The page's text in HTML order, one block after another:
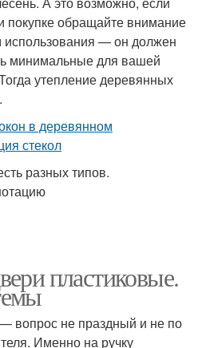
покупке обращайте внимание
— он должен
минимальные для вашей
утепление деревянных
разных типов.
пластиковые.
вопрос не праздный и не по
Именно на ручку